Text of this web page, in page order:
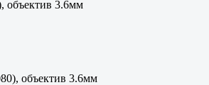
объектив 3.6мм
объектив 3.6мм